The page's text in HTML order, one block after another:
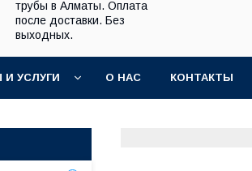
трубы в Алматы. Оплата
после доставки. Без
выходных.
И УСЛУГИ О НАС КОНТАКТЫ